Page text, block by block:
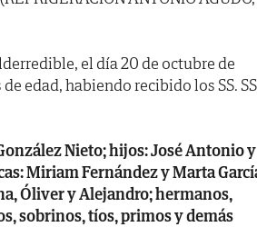
el día 20 de octubre de
de edad, habiendo recibido los SS.
Nieto; hijos: José Antonio y
Miriam Fernández y Marta
Óliver y Alejandro; hermanos,
sobrinos, tíos, primos y demás